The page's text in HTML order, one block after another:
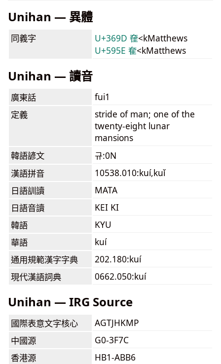
Unihan — 異體
同義字 U+369D 㚝<kMatthews
U+595E 奞<kMatthews
Unihan — 讀音
廣東話
fui1
定義
stride of man; one of the
twenty-eight lunar
mansions
韓語諺文
규:0N
漢語拼音
10538.010:kuí,kuǐ
日語訓讀
MATA
日語音讀
KEI KI
韓語
KYU
華語
kuí
通用規範漢字字典
202.180:kuí
現代漢語詞典
0662.050:kuí
Unihan — IRG Source
國際表意文字核心
AGTJHKMP
中國源
G0-3F7C
香港源
HB1-ABB6